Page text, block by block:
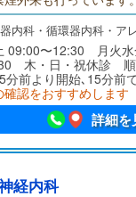
す。
内科・循環器内科・ア
09:00〜12:30 月火
木・日・祝休診
前より開始､15分前
認をおすすめします
詳細を
経内科